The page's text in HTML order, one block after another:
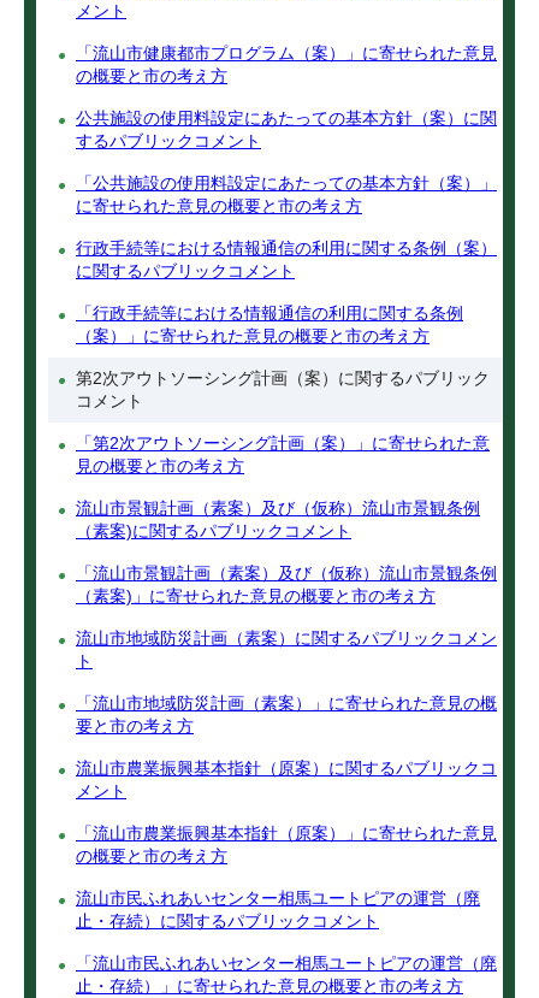
メント
「流山市健康都市プログラム（案）」に寄せられた意見
の概要と市の考え方
公共施設の使用料設定にあたっての基本方針（案）に関
するパブリックコメント
「公共施設の使用料設定にあたっての基本方針（案）」
に寄せられた意見の概要と市の考え方
行政手続等における情報通信の利用に関する条例（案）
に関するパブリックコメント
「行政手続等における情報通信の利用に関する条例
（案）」に寄せられた意見の概要と市の考え方
第2次アウトソーシング計画（案）に関するパブリック
コメント
「第2次アウトソーシング計画（案）」に寄せられた意
見の概要と市の考え方
流山市景観計画（素案）及び（仮称）流山市景観条例
（素案)に関するパブリックコメント
「流山市景観計画（素案）及び（仮称）流山市景観条例
（素案)」に寄せられた意見の概要と市の考え方
流山市地域防災計画（素案）に関するパブリックコメン
ト
「流山市地域防災計画（素案）」に寄せられた意見の概
要と市の考え方
流山市農業振興基本指針（原案）に関するパブリックコ
メント
「流山市農業振興基本指針（原案）」に寄せられた意見
の概要と市の考え方
流山市民ふれあいセンター相馬ユートピアの運営（廃
止・存続）に関するパブリックコメント
「流山市民ふれあいセンター相馬ユートピアの運営（廃
止・存続）」に寄せられた意見の概要と市の考え方